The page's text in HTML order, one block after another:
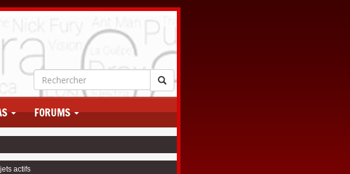
FORUMS
actifs